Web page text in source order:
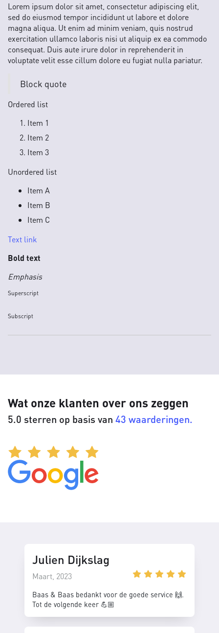
Lorem ipsum dolor sit amet, consectetur adipiscing elit,
sed do eiusmod tempor incididunt ut labore et dolore
magna aliqua. Ut enim ad minim veniam, quis nostrud
exercitation ullamco laboris nisi ut aliquip ex ea commodo
consequat. Duis aute irure dolor in reprehenderit in
voluptate velit esse cillum dolore eu fugiat nulla pariatur.
Block quote
Ordered list
Item 1
Item 2
Item 3
Unordered list
Item A
Item B
Item C
Text link
Bold text
Emphasis
Superscript
Subscript
Wat onze klanten over ons zeggen
5.0 sterren op basis van 43 waarderingen.
Julien Dijkslag
Maart, 2023
Baas & Baas bedankt voor de goede service 🙌.
Tot de volgende keer 💪🏼